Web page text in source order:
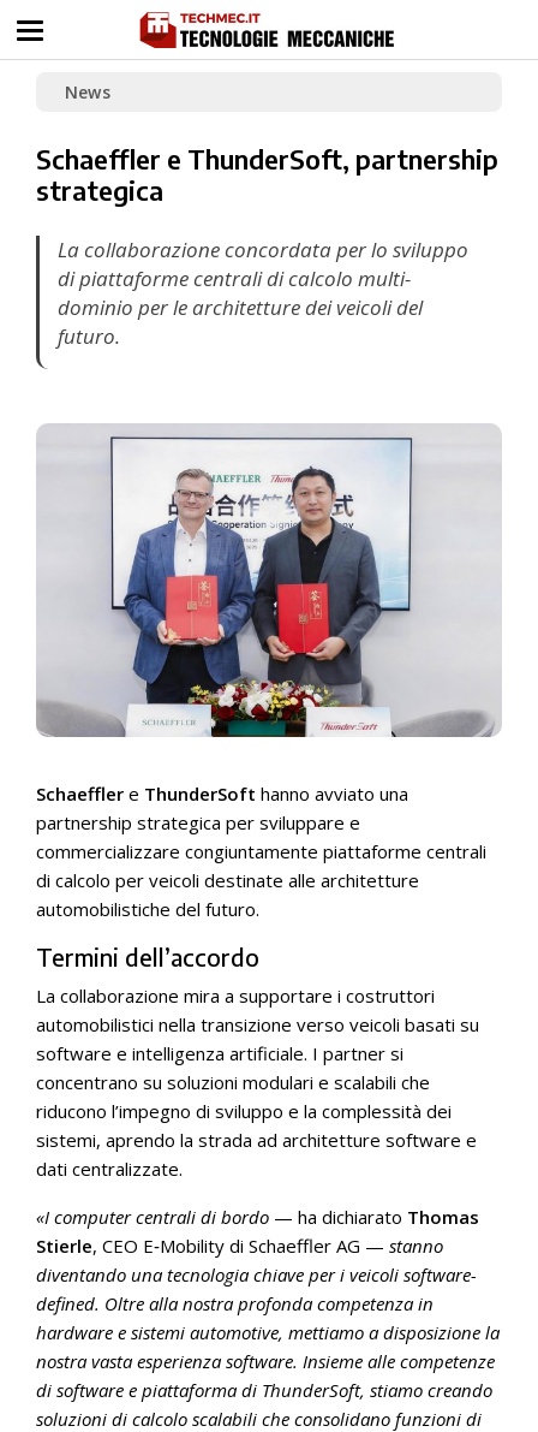
News
Schaeffler e ThunderSoft, partnership
strategica
La collaborazione concordata per lo sviluppo
di piattaforme centrali di calcolo multi-
dominio per le architetture dei veicoli del
futuro.
Schaeffler e ThunderSoft hanno avviato una
partnership strategica per sviluppare e
commercializzare congiuntamente piattaforme centrali
di calcolo per veicoli destinate alle architetture
automobilistiche del futuro.
Termini dell’accordo
La collaborazione mira a supportare i costruttori
automobilistici nella transizione verso veicoli basati su
software e intelligenza artificiale. I partner si
concentrano su soluzioni modulari e scalabili che
riducono l’impegno di sviluppo e la complessità dei
sistemi, aprendo la strada ad architetture software e
dati centralizzate.
«I computer centrali di bordo — ha dichiarato Thomas
Stierle, CEO E‑Mobility di Schaeffler AG — stanno
diventando una tecnologia chiave per i veicoli software-
defined. Oltre alla nostra profonda competenza in
hardware e sistemi automotive, mettiamo a disposizione la
nostra vasta esperienza software. Insieme alle competenze
di software e piattaforma di ThunderSoft, stiamo creando
soluzioni di calcolo scalabili che consolidano funzioni di